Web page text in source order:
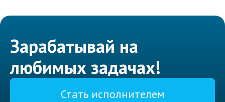
Зарабатывай на
любимых задачах!
Стать исполнителем